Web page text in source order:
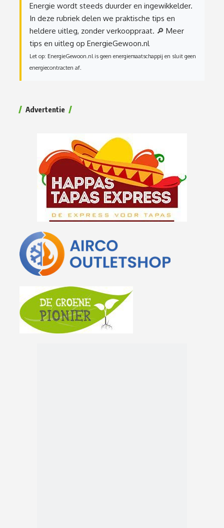
Energie wordt steeds duurder en ingewikkelder.
In deze rubriek delen we praktische tips en
heldere uitleg, zonder verkooppraat. 🔎 Meer
tips en uitleg op EnergieGewoon.nl
Let op: EnergieGewoon.nl is geen energiemaatschappij en sluit geen
energiecontracten af.
Advertentie